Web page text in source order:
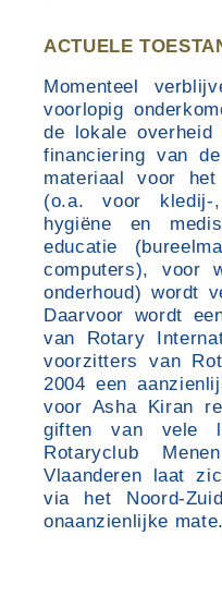
ACTUELE
Momenteel
voorlopig
de lokale
financiering van
materiaal voor
(o.a. voor kledij-,
hygiëne en
educatie
computers), voor
onderhoud) wordt
Daarvoor wordt
van Rotary
voorzitters van
2004 een
voor Asha Kiran
giften van vele
Rotaryclub
Vlaanderen laat
via het Noord-
onaanzienlijke mate.